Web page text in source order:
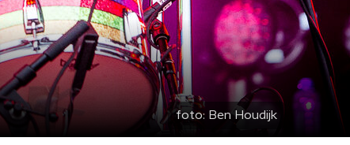
foto: Ben Houdijk